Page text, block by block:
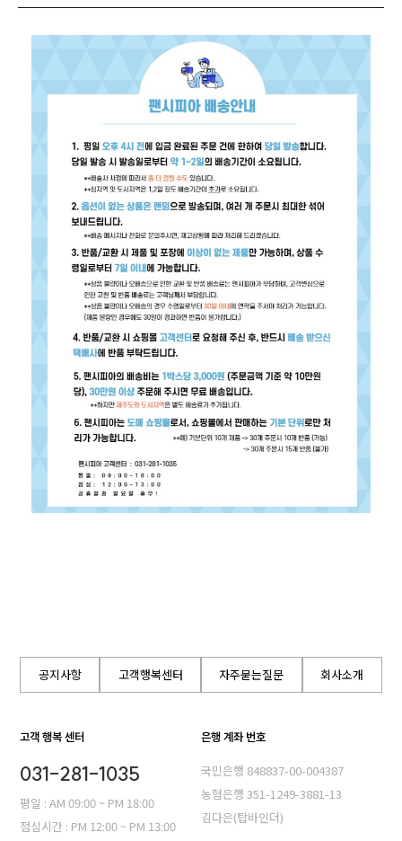
공지사항 고객행복센터 자주묻는질문 회사소개
고객 행복 센터
031-281-1035
평일 : AM 09:00 ~ PM 18:00
점심시간 : PM 12:00 ~ PM 13:00
은행 계좌 번호
국민은행 848837-00-004387
농혐은행 351-1249-3881-13
김다은(탑바인더)